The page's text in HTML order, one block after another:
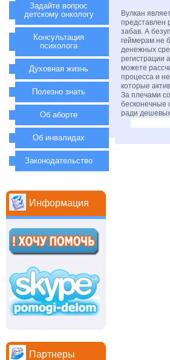
Вулкан
представлен
забав. А
геймерам не
денежных
регистрации
можете
процесса и
которые
За плечами
бесконечные
ради
Задайте вопрос
детскому онкологу
Консультация
психолога
Духовная жизнь
Полезно знать
Об аборте
Об инвалидах
Законодательство
Информация
Партнеры